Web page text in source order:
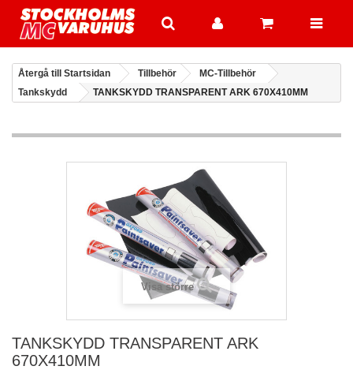
Återgå till Startsidan Tillbehör
MC-Tillbehör
Tankskydd
TANKSKYDD TRANSPARENT ARK 670X410MM
Visa större
TANKSKYDD TRANSPARENT ARK
670X410MM